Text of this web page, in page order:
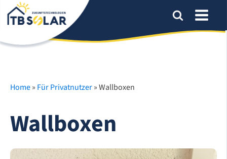
Home» Für Privatnutzer»Wallboxen
Wallboxen